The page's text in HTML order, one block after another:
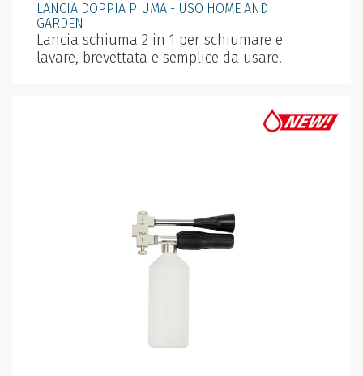
LANCIA DOPPIA PIUMA - USO HOME AND
GARDEN
Lancia schiuma 2 in 1 per schiumare e
lavare, brevettata e semplice da usare.